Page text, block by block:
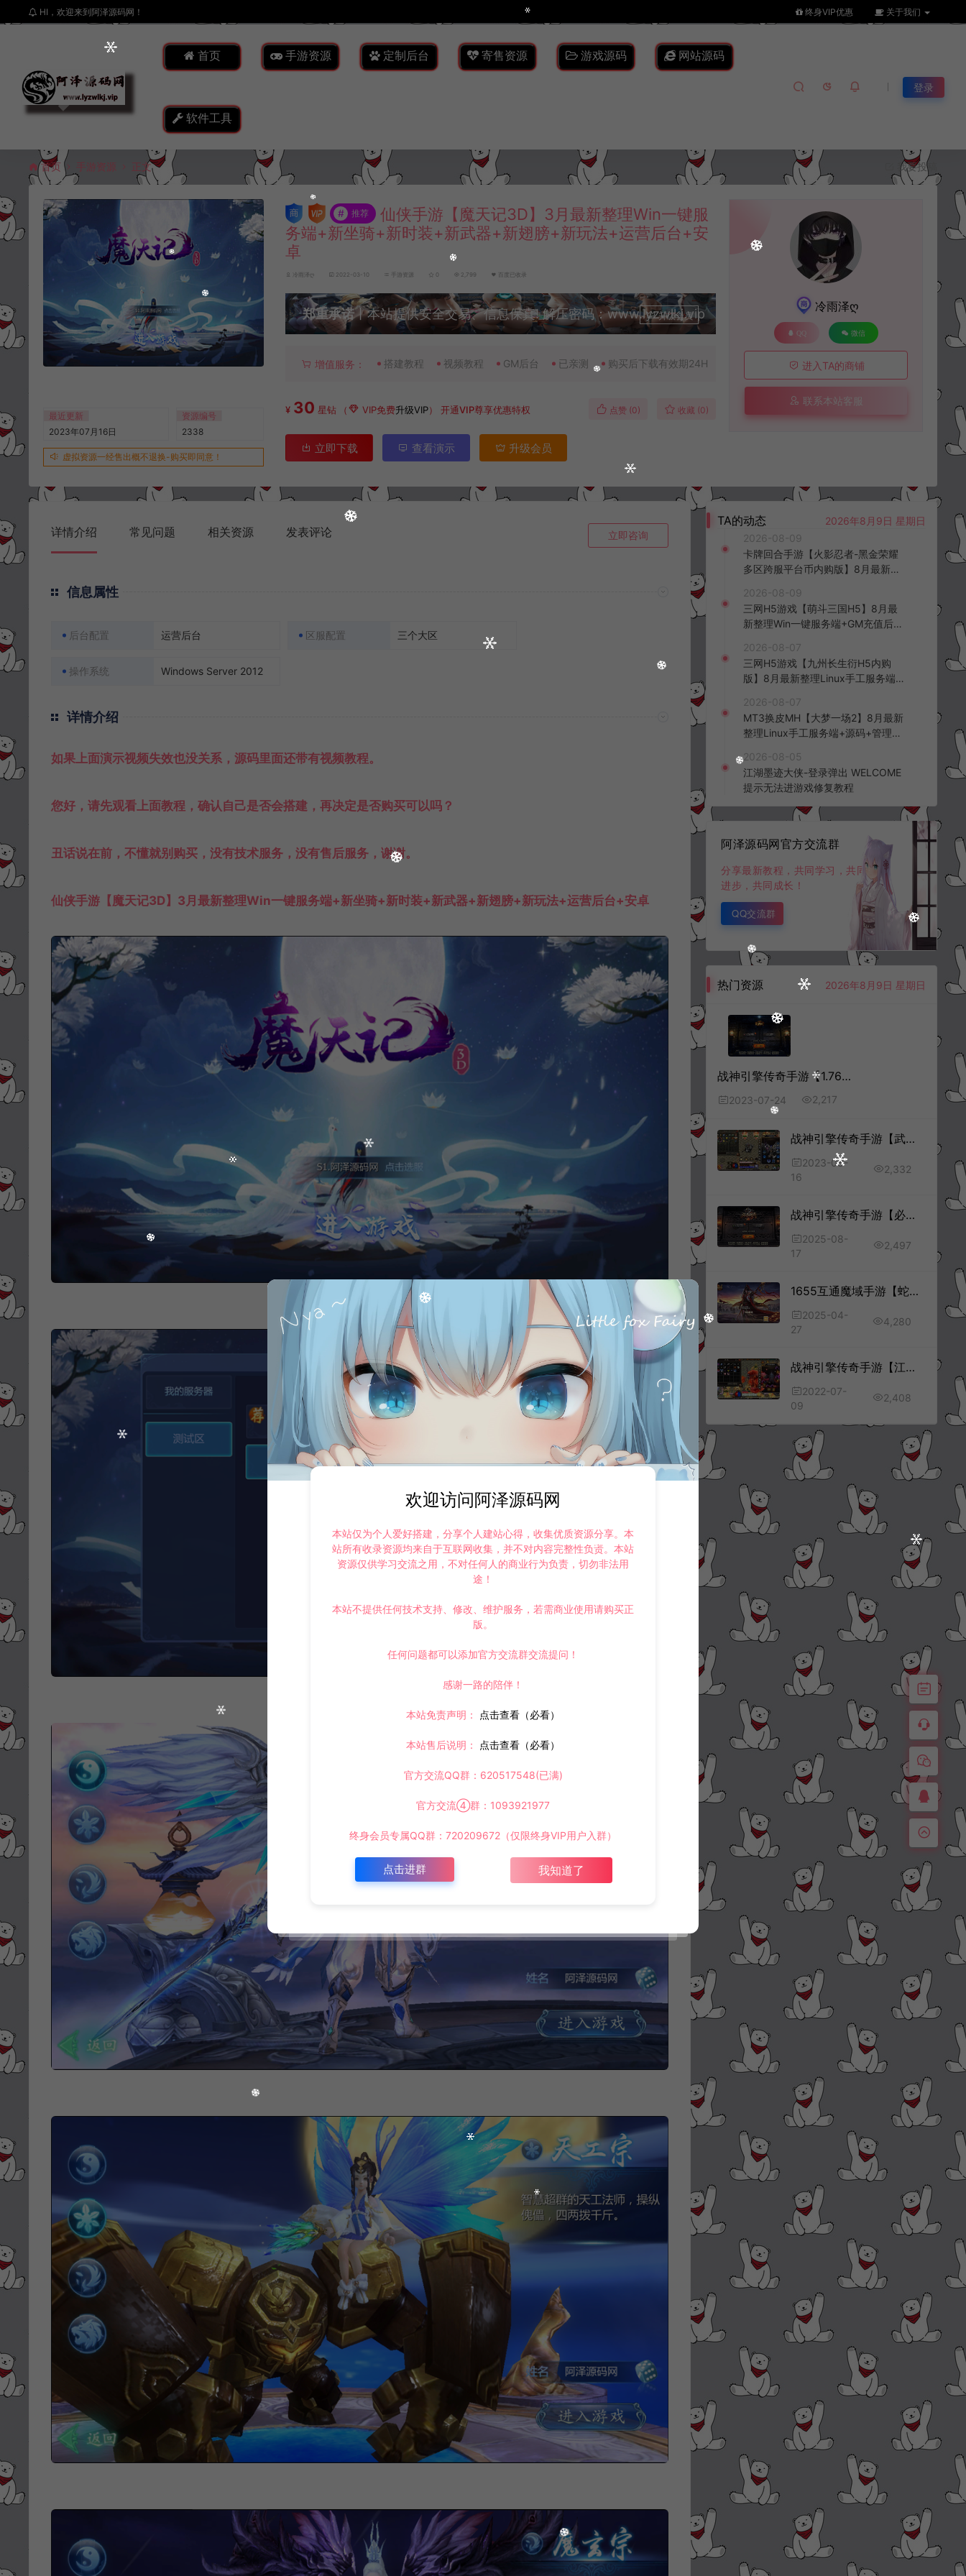
HI，欢迎来到阿泽源码网！ 终身VIP优惠 关于我们
首页 手游资源 定制后台 寄售资源 游戏源码 网站源码
软件工具
登录
首页 手游资源 正文 我要投稿
最近更新
2023年07月16日
资源编号
2338
虚拟资源一经售出概不退换-购买即同意！
# 推荐
仙侠手游【魔天记3D】3月最新整理Win一键服
务端+新坐骑+新时装+新武器+新翅膀+新玩法+运营后台+安
卓
冷雨泽ღ 2022-03-10 手游资源 0 2,799 百度已收录
郑重承诺丨本站提供安全交易、信息保真! 解压密码：www.lyzwlkj.vip
升级会员
增值服务： 搭建教程 视频教程 GM后台 已亲测 购买后下载有效期24H
¥ 30 星钻 （ VIP免费升级VIP）开通VIP尊享优惠特权 点赞 (0) 收藏 (0)
立即下载 查看演示 升级会员
冷雨泽ღ
QQ 微信
进入TA的商铺
联系本站客服
详情介绍 常见问题 相关资源 发表评论 立即咨询
信息属性
后台配置 运营后台 区服配置 三个大区
操作系统 Windows Server 2012
详情介绍
如果上面演示视频失效也没关系，源码里面还带有视频教程。
您好，请先观看上面教程，确认自己是否会搭建，再决定是否购买可以吗？
丑话说在前，不懂就别购买，没有技术服务，没有售后服务，谢谢。
仙侠手游【魔天记3D】3月最新整理Win一键服务端+新坐骑+新时装+新武器+新翅膀+新玩法+运营后台+安卓
TA的动态
2026年8月9日 星期日
2026-08-09
卡牌回合手游【火影忍者-黑金荣耀
多区跨服平台币内购版】8月最新整
+安卓+详细搭建教程+视频教程
2026-08-09
三网H5游戏【萌斗三国H5】8月最
新整理Win一键服务端+GM充值后台
频教程
2026-08-07
三网H5游戏【九州长生衍H5内购
版】8月最新整理Linux手工服务端
客户端+详细搭建教程+视频教程
2026-08-07
MT3换皮MH【大梦一场2】8月最新
整理Linux手工服务端+源码+管理后
频教程
2026-08-05
江湖墨迹大侠-登录弹出 WELCOME
提示无法进游戏修复教程
阿泽源码网官方交流群
分享最新教程，共同学习，共同
进步，共同成长！
QQ交流群
热门资源 2026年8月9日 星期日
战神引擎传奇手游【1.76经典传奇强化月卡版[白猪3]】7月最新整理Win一键服务端+GM授权后台+安卓苹果双端+详细搭建教程+视频教程
2023-07-24 2,217
战神引擎传奇手游【武神第二季单职业[白猪3.1]】7月最新整理Win一键服务端+GM授权后台+安卓苹果双端+详细搭建教程+视频教程
2023-08-
16
2,332
战神引擎传奇手游【必杀传奇三职业二大陆[白猪3.1]】8月最新整理Win一键服务端+GM授权后台+安卓苹果双端+详细搭建教程+视频教程
2025-08-
17
2,497
1655互通魔域手游【蛇年新宠版[神95]】4月最新整理Win半手工服务端+GM工具+安卓+详细搭建教程+视频教程
2025-04-
27
4,280
战神引擎传奇手游【江山玄冰】7月最新整理Win一键服务端+GM充值后台+时装+转生+三宫后院召唤+坐骑合成+安卓+详细搭建教程
2022-07-
09
2,408
欢迎访问阿泽源码网
本站仅为个人爱好搭建，分享个人建站心得，收集优质资源分享。本
站所有收录资源均来自于互联网收集，并不对内容完整性负责。本站
资源仅供学习交流之用，不对任何人的商业行为负责，切勿非法用
途！
本站不提供任何技术支持、修改、维护服务，若需商业使用请购买正
版。
任何问题都可以添加官方交流群交流提问！
感谢一路的陪伴！
本站免责声明： 点击查看（必看）
本站售后说明： 点击查看（必看）
官方交流QQ群：620517548(已满)
官方交流④群：1093921977
终身会员专属QQ群：720209672（仅限终身VIP用户入群）
点击进群 我知道了